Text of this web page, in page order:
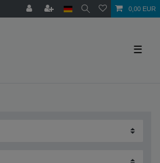
0,00 EUR
☰